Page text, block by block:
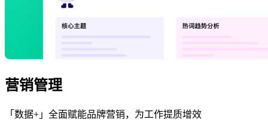
营销管理
「数据+」全面赋能品牌营销，为工作提质增效